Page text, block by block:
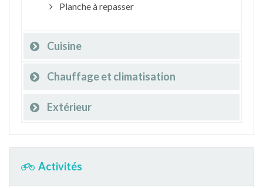
Planche à repasser
Cuisine
Chauffage et climatisation
Extérieur
Activités